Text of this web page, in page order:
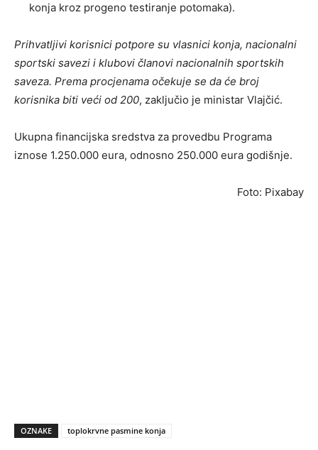
konja kroz progeno testiranje potomaka).
Prihvatljivi korisnici potpore su vlasnici konja, nacionalni
sportski savezi i klubovi članovi nacionalnih sportskih
saveza. Prema procjenama očekuje se da će broj
korisnika biti veći od 200, zaključio je ministar Vlajčić.
Ukupna financijska sredstva za provedbu Programa
iznose 1.250.000 eura, odnosno 250.000 eura godišnje.
Foto: Pixabay
OZNAKE toplokrvne pasmine konja